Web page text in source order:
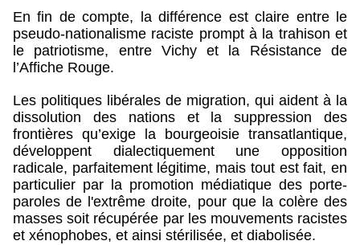
En fin de compte, la différence est claire entre le
pseudo-nationalisme raciste prompt à la trahison et
le patriotisme, entre Vichy et la Résistance de
l’Affiche Rouge.
Les politiques libérales de migration, qui aident à la
dissolution des nations et la suppression des
frontières qu’exige la bourgeoisie transatlantique,
développent dialectiquement une opposition
radicale, parfaitement légitime, mais tout est fait, en
particulier par la promotion médiatique des porte-
paroles de l'extrême droite, pour que la colère des
masses soit récupérée par les mouvements racistes
et xénophobes, et ainsi stérilisée, et diabolisée.